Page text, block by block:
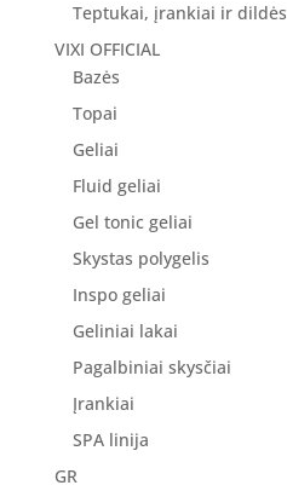
Teptukai, įrankiai ir dildės
VIXI OFFICIAL
Bazės
Topai
Geliai
Fluid geliai
Gel tonic geliai
Skystas polygelis
Inspo geliai
Geliniai lakai
Pagalbiniai skysčiai
Įrankiai
SPA linija
GR